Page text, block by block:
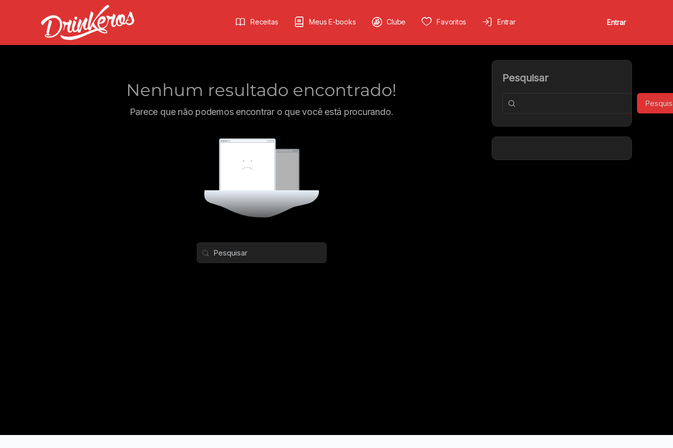
Receitas Meus E-books Clube Favoritos Entrar Entrar
Nenhum resultado encontrado!
Parece que não podemos encontrar o que você está procurando.
Pesquisar